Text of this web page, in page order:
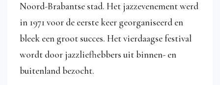
Noord-Brabantse stad. Het jazzevenement werd
in 1971 voor de eerste keer georganiseerd en
bleek een groot succes. Het vierdaagse festival
wordt door jazzliefhebbers uit binnen- en
buitenland bezocht.